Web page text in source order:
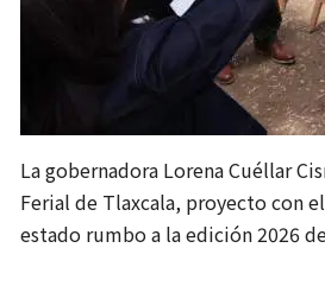
La gobernadora Lorena Cuéllar
Ferial de Tlaxcala, proyecto con
estado rumbo a la edición 2026